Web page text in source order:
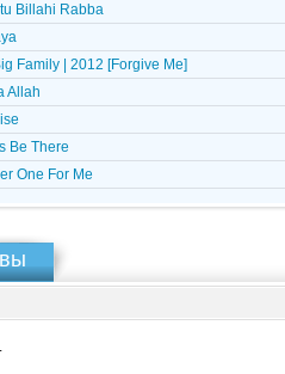
Billahi Rabba
Family | 2012 [Forgive Me]
Allah
Be There
One For Me